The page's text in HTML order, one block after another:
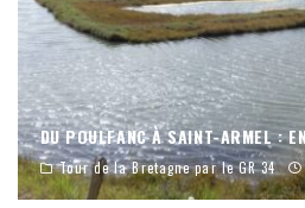
DU POULFANC À SAINT-ARMEL :
Tour de la Bretagne par le GR 34